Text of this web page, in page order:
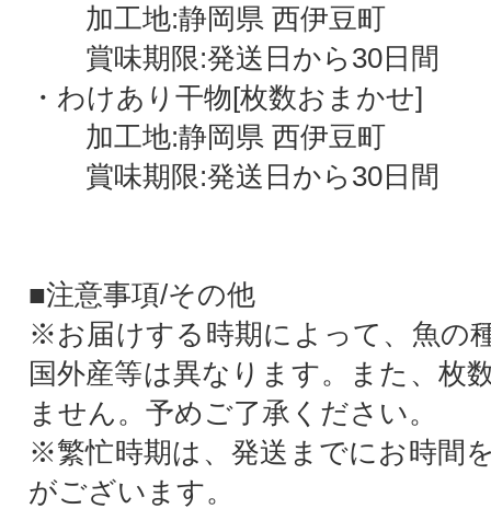
加工地:静岡県 西伊豆町
賞味期限:発送日から30日間
・わけあり干物[枚数おまかせ]
加工地:静岡県 西伊豆町
賞味期限:発送日から30日間
■注意事項/その他
※お届けする時期によって、魚の
国外産等は異なります。また、枚
ません。予めご了承ください。
※繁忙時期は、発送までにお時間
がございます。